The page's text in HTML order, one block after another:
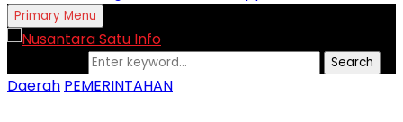
Primary Menu
Search
Daerah PEMERINTAHAN